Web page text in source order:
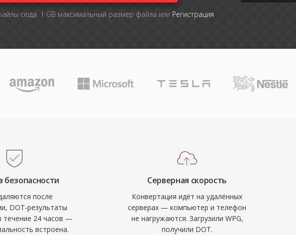
сюда. 1 GB максимальный размер файла или Регистрация
безопасности
после
DOT-результаты
течение 24 часов —
встроена.
Серверная скорость
Конвертация идёт на удалённых
серверах — компьютер и телефон
не нагружаются. Загрузили WPG,
получили DOT.